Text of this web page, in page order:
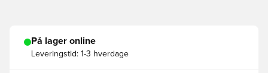
På lager online
Leveringstid: 1-3 hverdage